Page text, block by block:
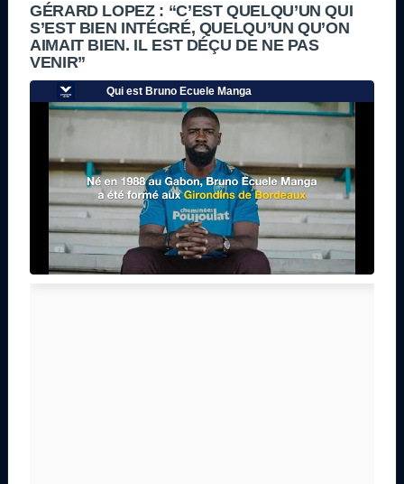
GÉRARD LOPEZ : “C’EST QUELQU’UN QUI
S’EST BIEN INTÉGRÉ, QUELQU’UN QU’ON
AIMAIT BIEN. IL EST DÉÇU DE NE PAS
VENIR”